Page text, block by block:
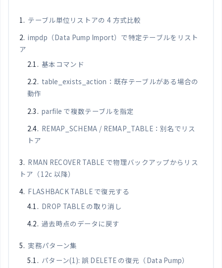
テーブル単位リストアの 4 方式比較
impdp（Data Pump Import）で特定テーブルをリスト
ア
基本コマンド
table_exists_action：既存テーブルがある場合の
動作
parfile で複数テーブルを指定
REMAP_SCHEMA / REMAP_TABLE：別名でリス
トア
RMAN RECOVER TABLE で物理バックアップからリス
トア（12c 以降）
FLASHBACK TABLE で復元する
DROP TABLE の取り消し
過去時点のデータに戻す
実務パターン集
パターン(1): 誤 DELETE の復元（Data Pump）